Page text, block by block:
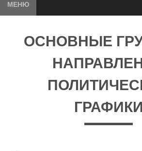
МЕНЮ
ОСНОВНЫЕ
ГРАФИКИ